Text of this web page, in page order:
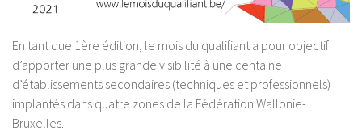
En tant que 1ère édition, le mois du qualifiant a pour objectif
d’apporter une plus grande visibilité à une centaine
d’établissements secondaires (techniques et professionnels)
implantés dans quatre zones de la Fédération Wallonie-
Bruxelles.